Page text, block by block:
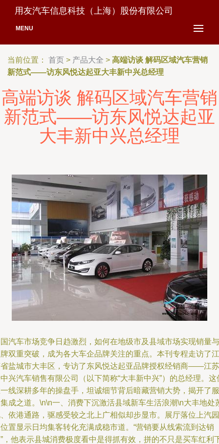
用友汽车信息科技（上海）股份有限公司
MENU
当前位置： 首页 > 产品大全 > 高端访谈 解码区域汽车营销
新范式——访东风悦达起亚大丰新中兴总经理
高端访谈 解码区域汽车营销
新范式——访东风悦达起亚
大丰新中兴总经理
汽车市场竞争日趋激烈，如何在地级市及县域市场实现销量与
双重突破，成为各大车企品牌关注的重点。本刊专程走访了江
盐城市大丰区，专访了东风悦达起亚品牌授权经销商——江苏
兴汽车销售有限公司（以下简称“大丰新中兴”）的总经理。这
线深耕多年的操盘手，坦诚细节背后暗藏营销大势，揭开了服
成之道。\n\n一、消费下沉激活县域新车生活浪潮\n大丰地处
依港通路，驱感受较之北上广相似却步显市。展厅落位上汽园
置显示日均集客转化充满成稳市道。“营销要从线索流到达销
，他表示县城消费极度看中是得抓有效，拼的不只是买车红利